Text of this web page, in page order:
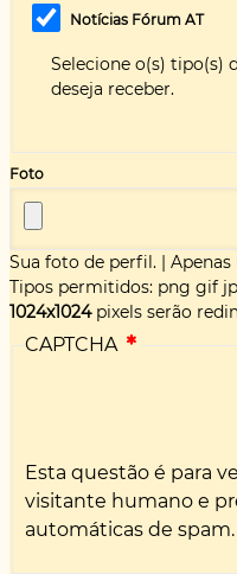
Notícias Fórum AT
Selecione o(s) tipo(s)
deseja receber.
Foto
Sua foto de perfil. |
Tipos permitidos: png gif
1024x1024pixels serão
CAPTCHA
Esta questão é para
visitante humano e
automáticas de spam.